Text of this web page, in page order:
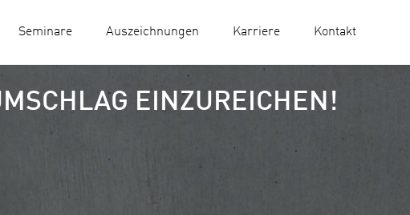
Seminare Auszeichnungen Karriere Kontakt
EINZUREICHEN!